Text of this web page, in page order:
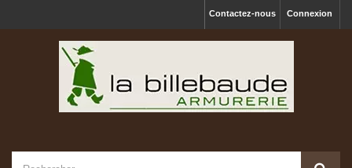
Connexion
Contactez-nous